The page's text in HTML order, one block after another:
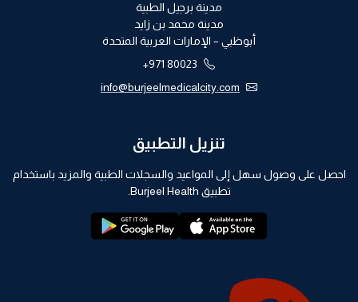
مدينة برجيل الطبية
مدينة محمد بن زايد
أبوظبي – الإمارات العربية المتحدة
+971 80023
info@burjeelmedicalcity.com
تنزيل التطبيق
احصل على وصول سهل إلى المواعيد والسجلات الطبية والمزيد باستخدام
تطبيق Burjeel Health.
appstore:
playstore: